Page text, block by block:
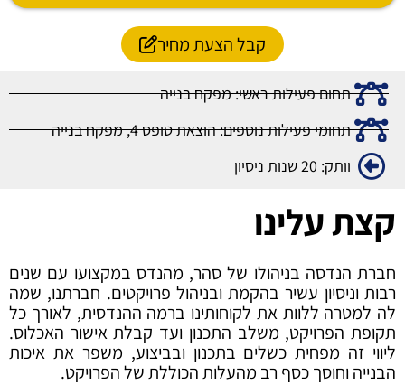
קבל הצעת מחיר
תחום פעילות ראשי: מפקח בנייה
תחומי פעילות נוספים: הוצאת טופס 4, מפקח בנייה
וותק: 20 שנות ניסיון
קצת עלינו
חברת הנדסה בניהולו של סהר, מהנדס במקצועו עם שנים
רבות וניסיון עשיר בהקמת ובניהול פרויקטים. חברתנו, שמה
לה למטרה ללוות את לקוחותינו ברמה ההנדסית, לאורך כל
תקופת הפרויקט, משלב התכנון ועד קבלת אישור האכלוס.
ליווי זה מפחית כשלים בתכנון ובביצוע, משפר את איכות
הבנייה וחוסך כסף רב מהעלות הכוללת של הפרויקט.